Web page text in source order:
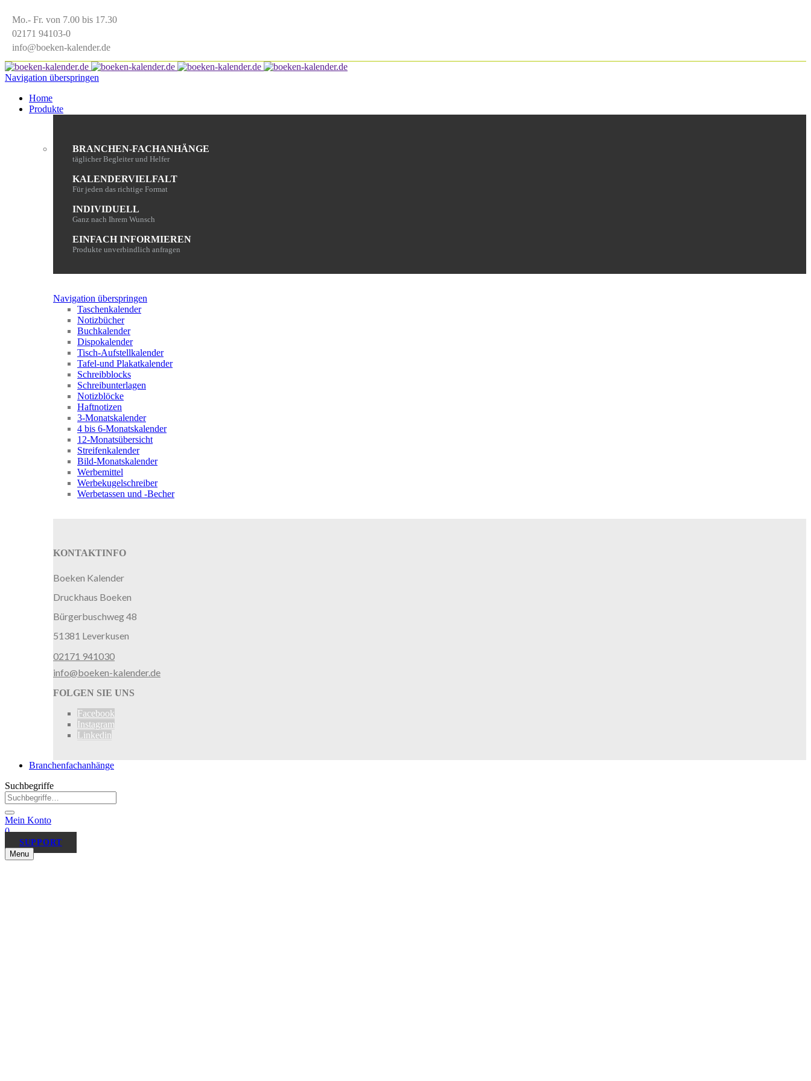
Mo.- Fr. von 7.00 bis 17.30
02171 94103-0
info@boeken-kalender.de
Navigation überspringen
Home
Produkte
BRANCHEN-FACHANHÄNGE
täglicher Begleiter und Helfer
KALENDERVIELFALT
Für jeden das richtige Format
INDIVIDUELL
Ganz nach Ihrem Wunsch
EINFACH INFORMIEREN
Produkte unverbindlich anfragen
Navigation überspringen
Taschenkalender
Notizbücher
Buchkalender
Dispokalender
Tisch-Aufstellkalender
Tafel-und Plakatkalender
Schreibblocks
Schreibunterlagen
Notizblöcke
Haftnotizen
3-Monatskalender
4 bis 6-Monatskalender
12-Monatsübersicht
Streifenkalender
Bild-Monatskalender
Werbemittel
Werbekugelschreiber
Werbetassen und -Becher
KONTAKTINFO
Boeken Kalender
Druckhaus Boeken
Bürgerbuschweg 48
51381 Leverkusen
02171 941030
info@boeken-kalender.de
FOLGEN SIE UNS
Facebook
Instagram
Linkedin
Branchenfachanhänge
Suchbegriffe
Mein Konto
0
SUPPORT
Menu